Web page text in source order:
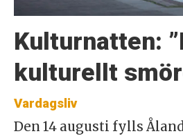
Kulturnatten:
kulturellt
Vardagsliv
Den 14 augusti fylls